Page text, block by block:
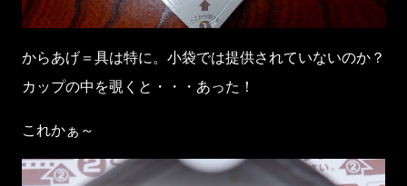
からあげ＝具は特に。小袋では提供されていないのか？
カップの中を覗くと・・・あった！
これかぁ～